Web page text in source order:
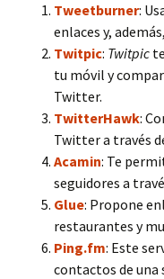
Tweetburner:
enlaces y,
Twitpic: Twitpic
tu móvil y
Twitter.
TwitterHawk:
Twitter a través
Acamin: Te
seguidores a
Glue: Propone
restaurantes y
Ping.fm: Este
contactos de una